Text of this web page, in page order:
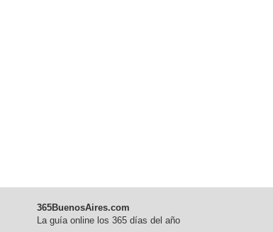
365BuenosAires.com
La guía online los 365 días del año